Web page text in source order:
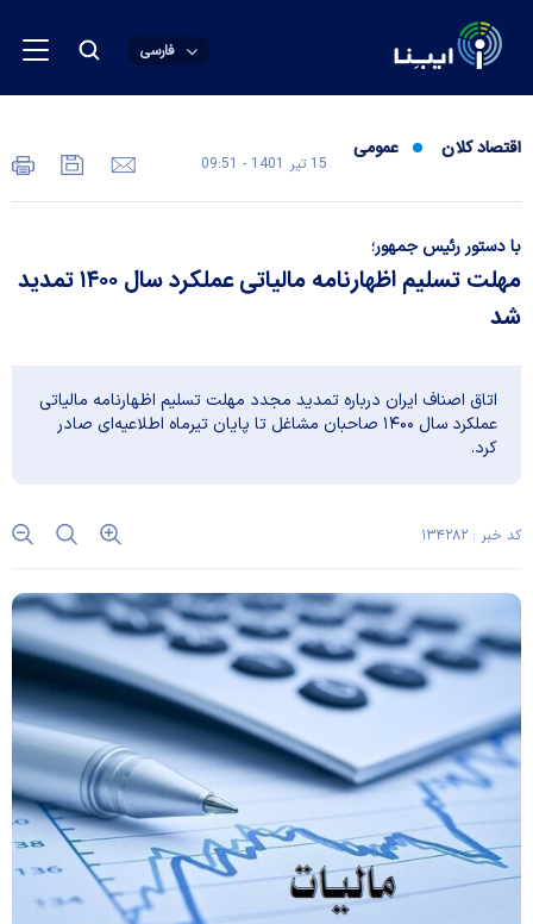
فارسی
اقتصاد کلان عمومی
15 تير 1401 - 09:51
با دستور رئیس جمهور؛
مهلت تسلیم اظهارنامه مالیاتی عملکرد سال ۱۴۰۰ تمدید
شد
اتاق اصناف ایران درباره تمدید مجدد مهلت تسلیم اظهارنامه مالیاتی
عملکرد سال ۱۴۰۰ صاحبان مشاغل تا پایان تیرماه اطلاعیه‌ای صادر
کرد.
کد خبر : ۱۳۴۲۸۲